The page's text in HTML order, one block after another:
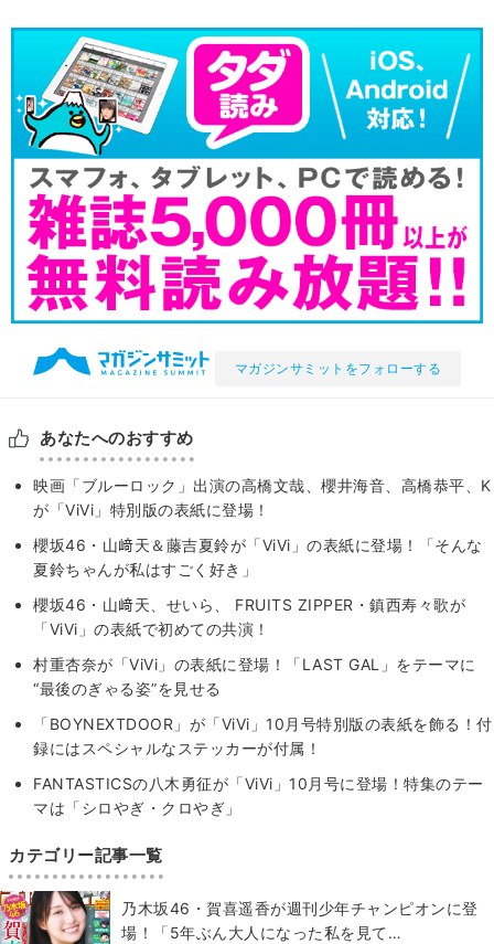
マガジンサミットをフォローする
あなたへのおすすめ
映画「ブルーロック」出演の高橋文哉、櫻井海音、高橋恭平、K
が「ViVi」特別版の表紙に登場！
櫻坂46・山﨑天＆藤吉夏鈴が「ViVi」の表紙に登場！「そんな
夏鈴ちゃんが私はすごく好き」
櫻坂46・山﨑天、せいら、 FRUITS ZIPPER・鎮西寿々歌が
「ViVi」の表紙で初めての共演！
村重杏奈が「ViVi」の表紙に登場！「LAST GAL」をテーマに
“最後のぎゃる姿”を見せる
「BOYNEXTDOOR」が「ViVi」10月号特別版の表紙を飾る！付
録にはスペシャルなステッカーが付属！
FANTASTICSの八木勇征が「ViVi」10月号に登場！特集のテー
マは「シロやぎ・クロやぎ」
カテゴリー記事一覧
乃木坂46・賀喜遥香が週刊少年チャンピオンに登
場！「5年ぶん大人になった私を見て…